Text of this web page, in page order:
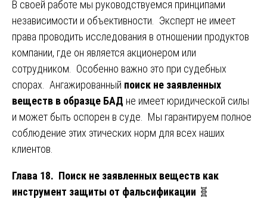
В своей работе мы руководствуемся принципами
независимости и объективности. Эксперт не имеет
права проводить исследования в отношении продуктов
компании, где он является акционером или
сотрудником. Особенно важно это при судебных
спорах. Ангажированный поиск не заявленных
веществ в образце БАД не имеет юридической силы
и может быть оспорен в суде. Мы гарантируем полное
соблюдение этих этических норм для всех наших
клиентов.
Глава 18. Поиск не заявленных веществ как
инструмент защиты от фальсификации 🧬